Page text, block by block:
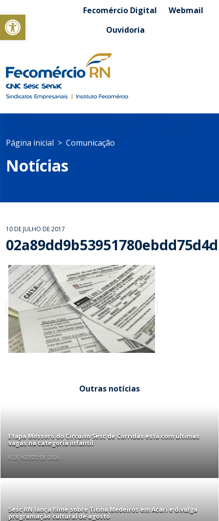
Abrir a barra de ferramentasFecomércio Digital
Webmail
Ouvidoria
Página inicial Comunicação
Notícias
10 DE JULHO DE 2017
Outras notícias
Etapa Mossoró do Circuito Sesc de Corridas está com últimas
vagas na categoria infantil
6 DE AGOSTO DE 2026
Sesc RN lança filme sobre Titina Medeiros em Acari e divulga
programação cultural de agosto